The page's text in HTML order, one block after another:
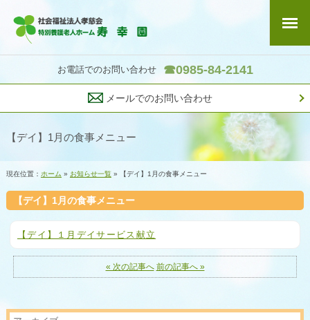
お電話でのお問い合わせ ☎0985-84-2141
メールでのお問い合わせ
【デイ】1月の食事メニュー
現在位置： ホーム » お知らせ一覧» 【デイ】1月の食事メニュー
【デイ】1月の食事メニュー
【デイ】１月デイサービス献立
« 次の記事へ 前の記事へ »